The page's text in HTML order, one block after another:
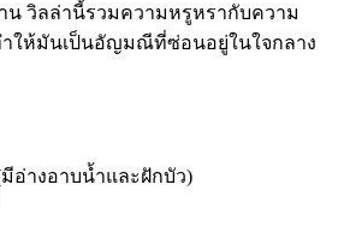
น วิลล่านี้รวมความหรูหรากับความ
ให้มันเป็นอัญมณีที่ซ่อนอยู่ในใจกลาง
อ่างอาบน้ำและฝักบัว)